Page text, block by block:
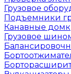
Грузовое
Подъемники
Канавные
Грузовое